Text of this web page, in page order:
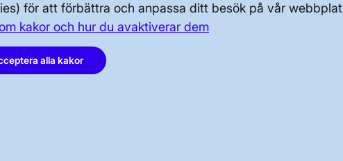
för att förbättra och anpassa ditt besök på vår
kakor och hur du avaktiverar dem
alla kakor
PRESS OCH NYHETER